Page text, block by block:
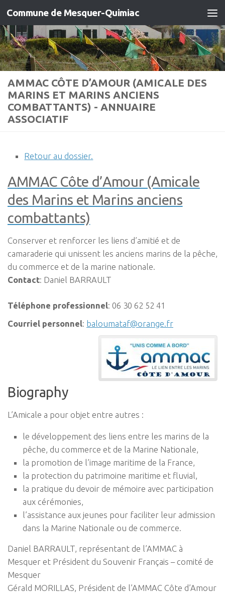
Skip to content
Commune de Mesquer-Quimiac
AMMAC CÔTE D’AMOUR (AMICALE DES
MARINS ET MARINS ANCIENS
COMBATTANTS) - ANNUAIRE
ASSOCIATIF
Retour au dossier.
AMMAC Côte d’Amour (Amicale
des Marins et Marins anciens
combattants)
Conserver et renforcer les liens d’amitié et de
camaraderie qui unissent les anciens marins de la pêche,
du commerce et de la marine nationale.
Contact: Daniel BARRAULT
Téléphone professionnel: 06 30 62 52 41
Courriel personnel: baloumataf@orange.fr
Biography
L’Amicale a pour objet entre autres :
le développement des liens entre les marins de la
pêche, du commerce et de la Marine Nationale,
la promotion de l’image maritime de la France,
la protection du patrimoine maritime et fluvial,
la pratique du devoir de mémoire avec participation
aux cérémonies,
l’assistance aux jeunes pour faciliter leur admission
dans la Marine Nationale ou de commerce.
Daniel BARRAULT, représentant de l’AMMAC à
Mesquer et Président du Souvenir Français – comité de
Mesquer
Gérald MORILLAS, Président de l’AMMAC Côte d’Amour